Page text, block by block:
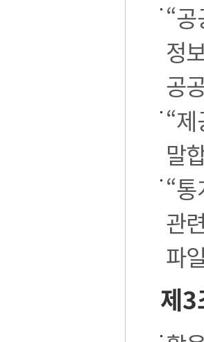
“
정
공
“
말
“
관
파
제